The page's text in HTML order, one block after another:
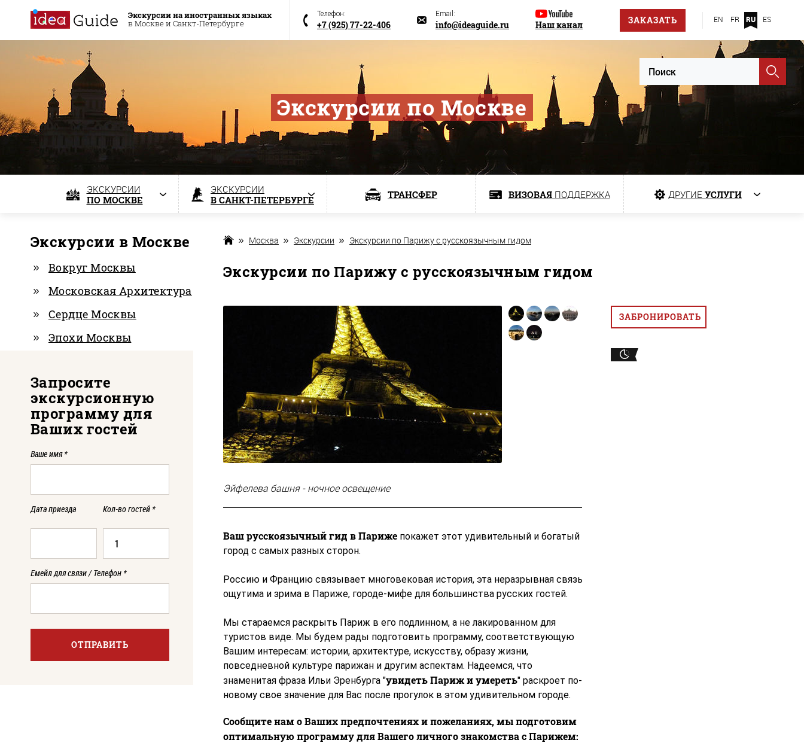
Экскурсии на иностранных языках
в Москве и Санкт-Петербурге
Телефон:
+7 (925) 77-22-406
Email:
info@ideaguide.ru Наш канал ЗАКАЗАТЬ EN FR RU ES
Экскурсии по Москве
ЭКСКУРСИИ
ПО МОСКВЕ
ЭКСКУРСИИ
В САНКТ-ПЕТЕРБУРГЕ
ТРАНСФЕР ВИЗОВАЯПОДДЕРЖКА ДРУГИЕ УСЛУГИ
Москва Экскурсии Экскурсии по Парижу с русскоязычным гидом
Экскурсии по Парижу с русскоязычным гидом
Эйфелева башня - ночное освещение
Ваш русскоязычный гид в Париже покажет этот удивительный и богатый
город с самых разных сторон.
Россию и Францию связывает многовековая история, эта неразрывная связь
ощутима и зрима в Париже, городе-мифе для большинства русских гостей.
Мы стараемся раскрыть Париж в его подлинном, а не лакированном для
туристов виде. Мы будем рады подготовить программу, соответствующую
Вашим интересам: истории, архитектуре, искусству, образу жизни,
повседневной культуре парижан и другим аспектам. Надеемся, что
знаменитая фраза Ильи Эренбурга "увидеть Париж и умереть" раскроет по-
новому свое значение для Вас после прогулок в этом удивительном городе.
Сообщите нам о Ваших предпочтениях и пожеланиях, мы подготовим
оптимальную программу для Вашего личного знакомства с Парижем:
ЗАБРОНИРОВАТЬ
Экскурсии в Москве
Вокруг Москвы
Московская Архитектура
Сердце Москвы
Эпохи Москвы
Запросите
экскурсионную
программу для
Ваших гостей
Ваше имя*
Дата приезда Кол-во гостей *
Емейл для связи / Телефон *
ОТПРАВИТЬ